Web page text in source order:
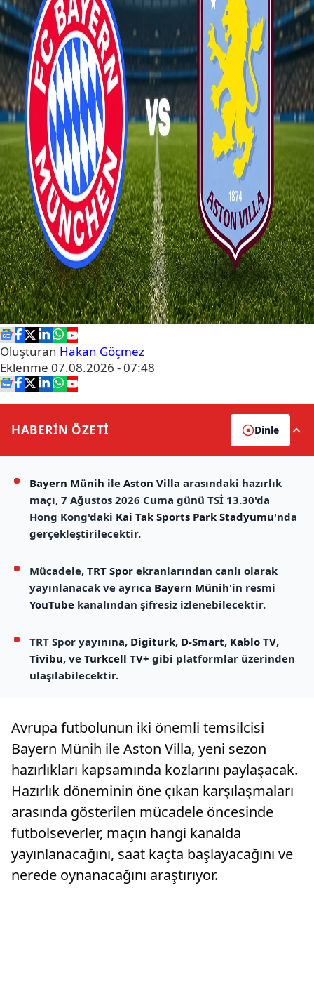
Oluşturan Hakan Göçmez
Eklenme 07.08.2026 - 07:48
HABERİN ÖZETİ Dinle
Bayern Münih ile Aston Villa arasındaki hazırlık
maçı, 7 Ağustos 2026 Cuma günü TSİ 13.30'da
Hong Kong'daki Kai Tak Sports Park Stadyumu'nda
gerçekleştirilecektir.
Mücadele, TRT Spor ekranlarından canlı olarak
yayınlanacak ve ayrıca Bayern Münih'in resmi
YouTube kanalından şifresiz izlenebilecektir.
TRT Spor yayınına, Digiturk, D-Smart, Kablo TV,
Tivibu, ve Turkcell TV+ gibi platformlar üzerinden
ulaşılabilecektir.
Avrupa futbolunun iki önemli temsilcisi
Bayern Münih ile Aston Villa, yeni sezon
hazırlıkları kapsamında kozlarını paylaşacak.
Hazırlık döneminin öne çıkan karşılaşmaları
arasında gösterilen mücadele öncesinde
futbolseverler, maçın hangi kanalda
yayınlanacağını, saat kaçta başlayacağını ve
nerede oynanacağını araştırıyor.